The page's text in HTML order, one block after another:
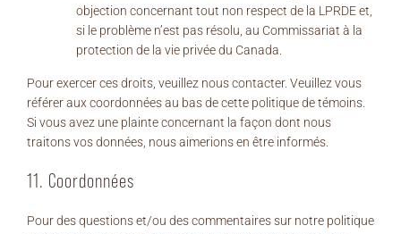
objection concernant tout non respect de la LPRDE et,
si le problème n’est pas résolu, au Commissariat à la
protection de la vie privée du Canada.
Pour exercer ces droits, veuillez nous contacter. Veuillez vous
référer aux coordonnées au bas de cette politique de témoins.
Si vous avez une plainte concernant la façon dont nous
traitons vos données, nous aimerions en être informés.
11. Coordonnées
Pour des questions et/ou des commentaires sur notre politique